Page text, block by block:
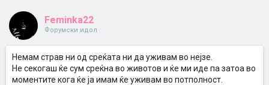
Feminka22
Форумски идол
Немам страв ни од среќата ни да уживам во нејзе.
Не секогаш ќе сум среќна во животов и ќе ми иде па затоа во
моментите кога ќе ја имам ќе уживам во потполност.